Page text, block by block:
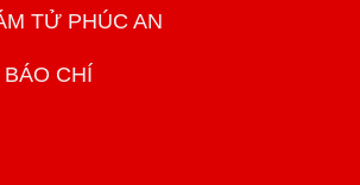
TỬ PHÚC AN
CHÍ